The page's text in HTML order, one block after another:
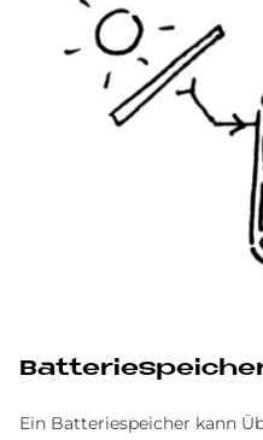
Ein Batteriespeicher kann